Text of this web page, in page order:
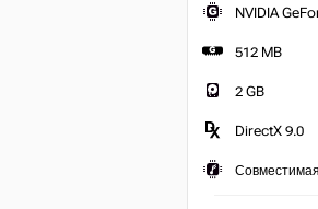
NVIDIA
512 MB
2 GB
DirectX 9.0